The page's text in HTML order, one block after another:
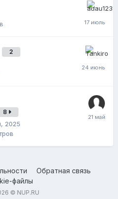
2
8
2025
Обратная связь
файлы
© NUP.RU